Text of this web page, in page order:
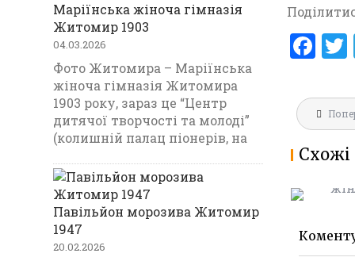
F
ce
b
o
k
записів
Схожі
1903
Маріїнська жіноча гімназія
Житомир 1903
04.03.2026
Фото Житомира – Маріїнська
жіноча гімназія Житомира
1903 року, зараз це “Центр
дитячої творчості та молоді”
(колишній палац піонерів, на
Павільйон морозива Житомир
1947
20.02.2026